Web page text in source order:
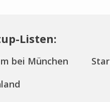
Listen:
bei München